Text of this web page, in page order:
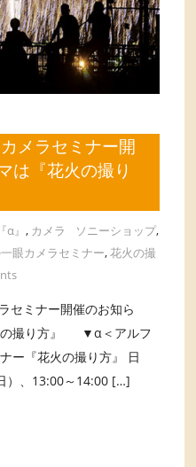
メラセミナー開
は『花火の撮り
α』, カメラ ソニーショップ,
眼カメラセミナー,花火の撮
ミナー開催のお知ら
の撮り方』 ▼α＜アルフ
ー『花火の撮り方』 日
）、13:00～14:00 […]